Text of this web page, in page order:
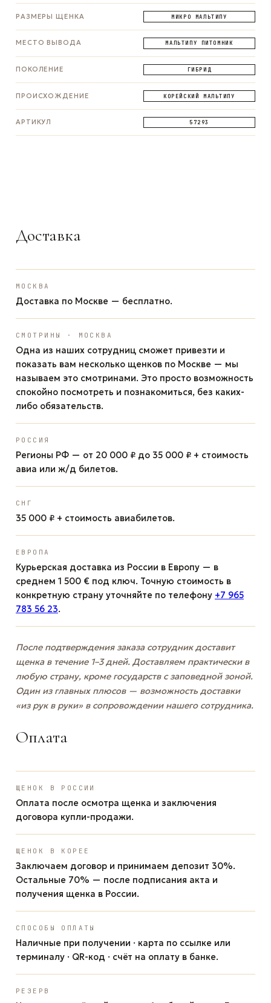
РАЗМЕРЫ ЩЕНКА МИКРО МАЛЬТИПУ
МЕСТО ВЫВОДА МАЛЬТИПУ ПИТОМНИК
ПОКОЛЕНИЕ ГИБРИД
ПРОИСХОЖДЕНИЕ КОРЕЙСКИЙ МАЛЬТИПУ
АРТИКУЛ 57293
Доставка
МОСКВА
Доставка по Москве — бесплатно.
СМОТРИНЫ · МОСКВА
Одна из наших сотрудниц сможет привезти и
показать вам несколько щенков по Москве — мы
называем это смотринами. Это просто возможность
спокойно посмотреть и познакомиться, без каких-
либо обязательств.
РОССИЯ
Регионы РФ — от 20 000 ₽ до 35 000 ₽ + стоимость
авиа или ж/д билетов.
СНГ
35 000 ₽ + стоимость авиабилетов.
ЕВРОПА
Курьерская доставка из России в Европу — в
среднем 1 500 € под ключ. Точную стоимость в
конкретную страну уточняйте по телефону +7 965
783 56 23.
После подтверждения заказа сотрудник доставит
щенка в течение 1–3 дней. Доставляем практически в
любую страну, кроме государств с заповедной зоной.
Один из главных плюсов — возможность доставки
«из рук в руки» в сопровождении нашего сотрудника.
Оплата
ЩЕНОК В РОССИИ
Оплата после осмотра щенка и заключения
договора купли-продажи.
ЩЕНОК В КОРЕЕ
Заключаем договор и принимаем депозит 30%.
Остальные 70% — после подписания акта и
получения щенка в России.
СПОСОБЫ ОПЛАТЫ
Наличные при получении · карта по ссылке или
терминалу · QR-код · счёт на оплату в банке.
РЕЗЕРВ